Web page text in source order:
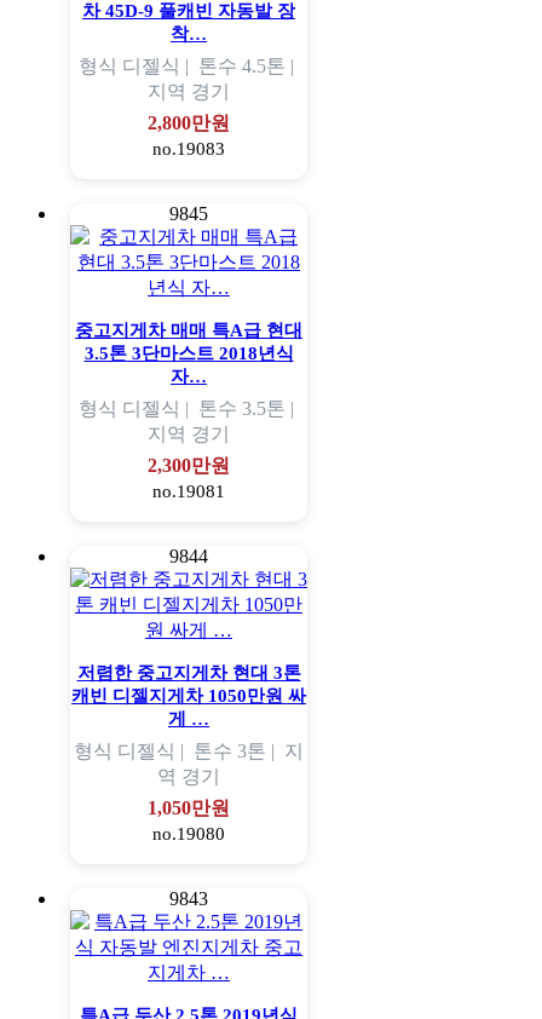
차 45D-9 풀캐빈 자동발 장
착…
형식 디젤식 | 톤수 4.5톤 |
지역 경기
2,800만원
no.19083
9845
중고지게차 매매 특A급 현대
3.5톤 3단마스트 2018년식
자…
형식 디젤식 | 톤수 3.5톤 |
지역 경기
2,300만원
no.19081
9844
저렴한 중고지게차 현대 3톤
캐빈 디젤지게차 1050만원 싸
게 …
형식 디젤식 | 톤수 3톤 | 지
역 경기
1,050만원
no.19080
9843